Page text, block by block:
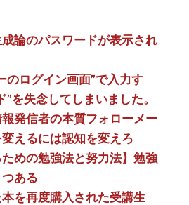
成論のパスワードが表示され
のログイン画面”で入力す
”を失念してしまいました。
報発信者の本質フォローメー
えるには認知を変えろ
ための勉強法と努力法】勉強
ある
を再度購入された受講生